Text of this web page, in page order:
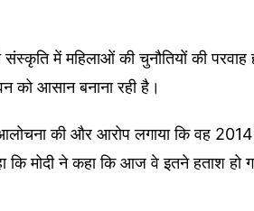
संस्कृति में महिलाओं की चुनौतियों की
को आसान बनाना रही है।
आलोचना की और आरोप लगाया कि वह
कि मोदी ने कहा कि आज वे इतने हताश हो